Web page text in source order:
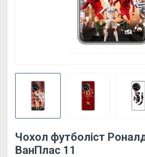
Чохол футболіст
ВанПлас 11